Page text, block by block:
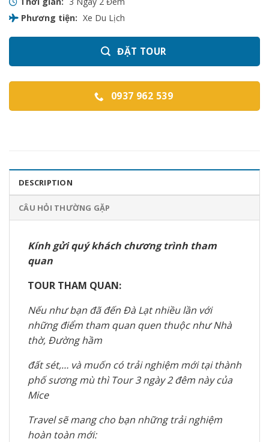
Phương tiện: Xe Du Lịch
ĐẶT TOUR
0937 962 539
DESCRIPTION
CÂU HỎI THƯỜNG GẶP
Kính gửi quý khách chương trình tham
quan
TOUR THAM QUAN:
Nếu như bạn đã đến Đà Lạt nhiều lần với
những điểm tham quan quen thuộc như Nhà
thờ, Đường hầm
đất sét,… và muốn có trải nghiệm mới tại thành
phố sương mù thì Tour 3 ngày 2 đêm này của
Mice
Travel sẽ mang cho bạn những trải nghiệm
hoàn toàn mới: